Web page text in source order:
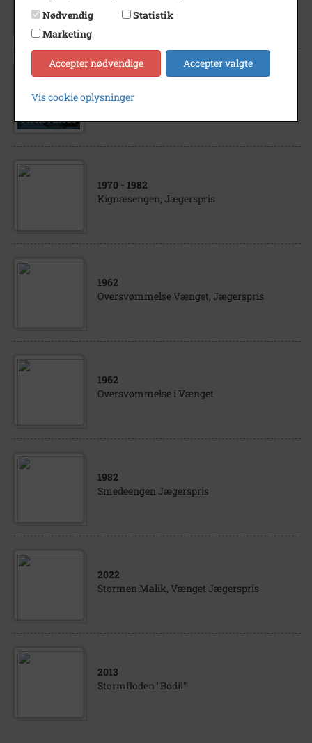
Oversvømmelse Vænget, Jægerspris
1970 - 1982
Kignæsengen, Jægerspris
1962
Oversvømmelse Vænget, Jægerspris
1962
Oversvømmelse i Vænget
1982
Smedeengen Jægerspris
2022
Stormen Malik, Vænget Jægerspris
2013
Stormfloden "Bodil"
Nødvendig
Statistik
Marketing
Accepter nødvendige Accepter valgte
Vis cookie oplysninger